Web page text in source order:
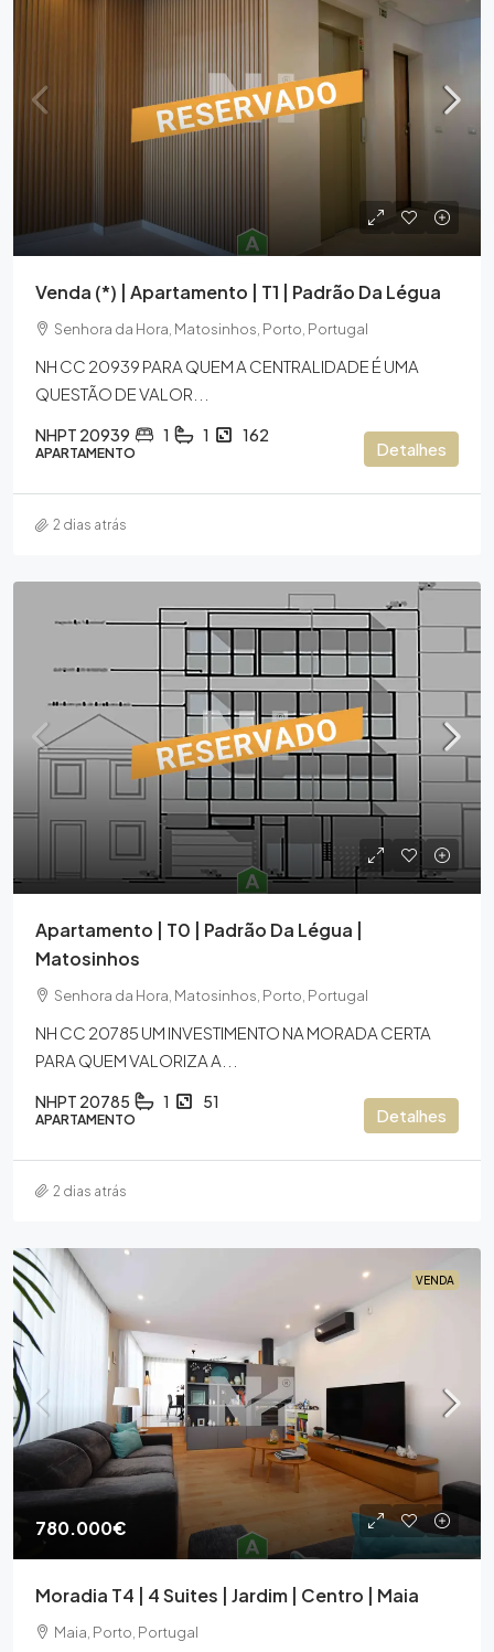
Venda (*) | Apartamento | T1 | Padrão Da Légua
Senhora da Hora, Matosinhos, Porto, Portugal
NH CC 20939 PARA QUEM A CENTRALIDADE É UMA
QUESTÃO DE VALOR...
NHPT 20939 1 1 162
APARTAMENTO Detalhes
2 dias atrás
Apartamento | T0 | Padrão Da Légua |
Matosinhos
Senhora da Hora, Matosinhos, Porto, Portugal
NH CC 20785 UM INVESTIMENTO NA MORADA CERTA
PARA QUEM VALORIZA A...
NHPT 20785 1 51
APARTAMENTO Detalhes
2 dias atrás
VENDA
780.000€
Moradia T4 | 4 Suites | Jardim | Centro | Maia
Maia, Porto, Portugal